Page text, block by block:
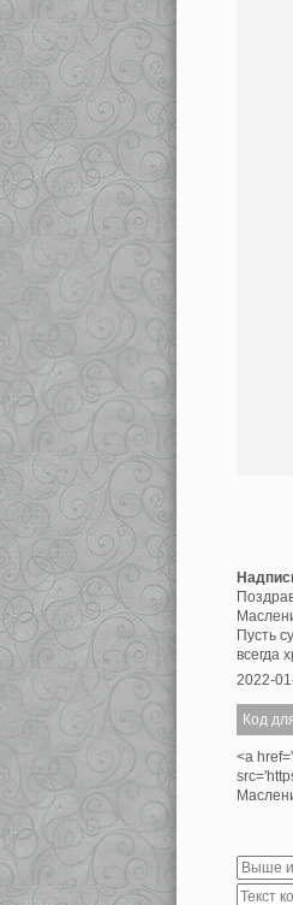
Пусть
всегда
2022-
Код
<a